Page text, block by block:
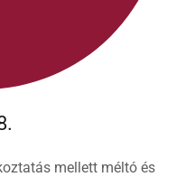
mellett méltó és